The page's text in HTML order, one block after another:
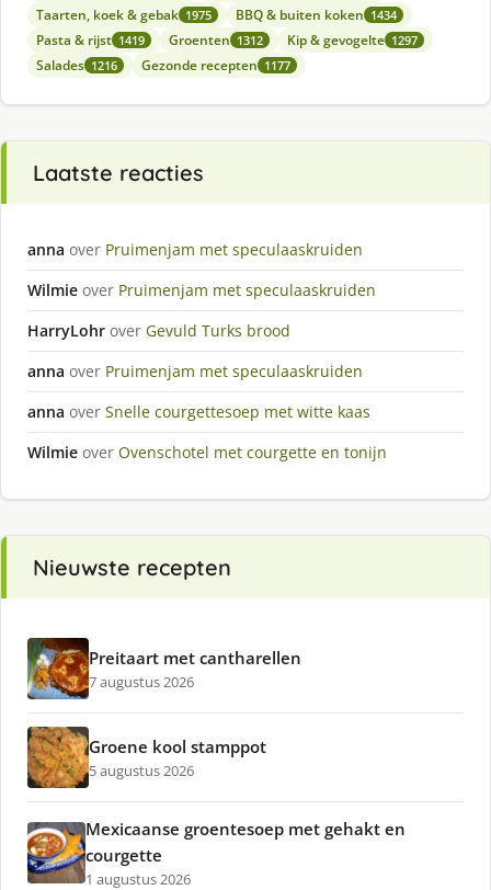
Taarten, koek & gebak 1975 BBQ & buiten koken 1434
Pasta & rijst 1419 Groenten 1312 Kip & gevogelte 1297
Salades 1216 Gezonde recepten 1177
Laatste reacties
anna over Pruimenjam met speculaaskruiden
Wilmie over Pruimenjam met speculaaskruiden
HarryLohr over Gevuld Turks brood
anna over Pruimenjam met speculaaskruiden
anna over Snelle courgettesoep met witte kaas
Wilmie over Ovenschotel met courgette en tonijn
Nieuwste recepten
Preitaart met cantharellen
7 augustus 2026
Groene kool stamppot
5 augustus 2026
Mexicaanse groentesoep met gehakt en
courgette
1 augustus 2026